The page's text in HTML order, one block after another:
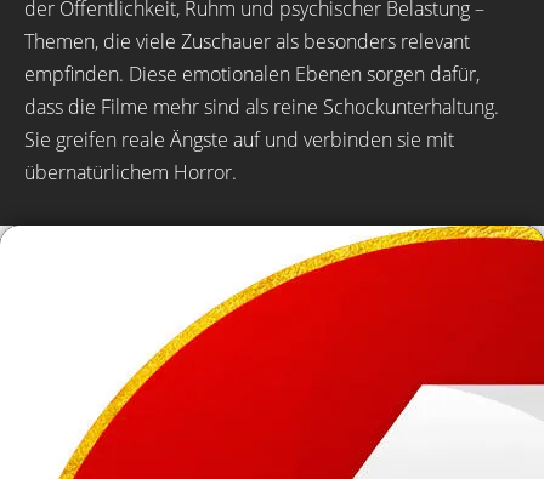
der Öffentlichkeit, Ruhm und psychischer Belastung –
Themen, die viele Zuschauer als besonders relevant
empfinden. Diese emotionalen Ebenen sorgen dafür,
dass die Filme mehr sind als reine Schockunterhaltung.
Sie greifen reale Ängste auf und verbinden sie mit
übernatürlichem Horror.